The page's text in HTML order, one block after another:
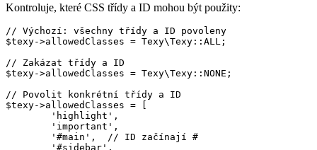
Kontroluje, které CSS třídy a ID mohou být použity:
// Výchozí: všechny třídy a ID povoleny
$texy->allowedClasses = Texy\Texy::ALL;
// Zakázat třídy a ID
$texy->allowedClasses = Texy\Texy::NONE;
// Povolit konkrétní třídy a ID
$texy->allowedClasses = [